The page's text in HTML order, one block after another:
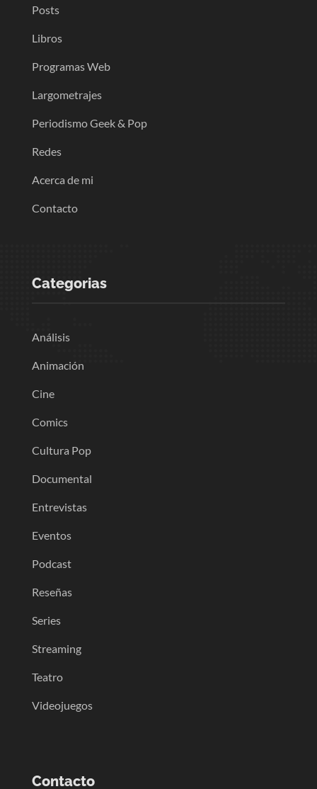
Posts
Libros
Programas Web
Largometrajes
Periodismo Geek & Pop
Redes
Acerca de mi
Contacto
Categorias
Análisis
Animación
Cine
Comics
Cultura Pop
Documental
Entrevistas
Eventos
Podcast
Reseñas
Series
Streaming
Teatro
Videojuegos
Contacto